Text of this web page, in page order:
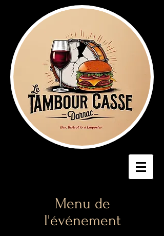
Menu de
l'événement